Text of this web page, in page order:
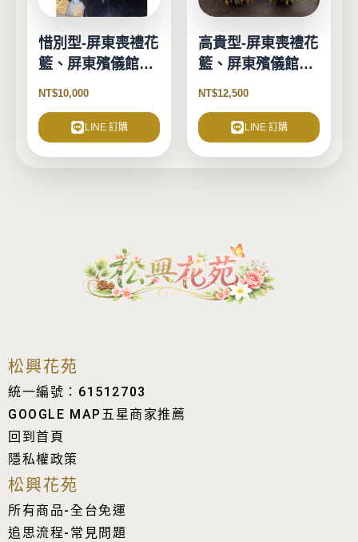
惜別型-屏東喪禮花
籃、屏東殯儀館花
籃
NT$10,000
LINE 訂購
高貴型-屏東喪禮花
籃、屏東殯儀館花
籃
NT$12,500
LINE 訂購
松興花苑
統一編號：61512703
GOOGLE MAP五星商家推薦
回到首頁
隱私權政策
松興花苑
所有商品-全台免運
追思流程-常見問題